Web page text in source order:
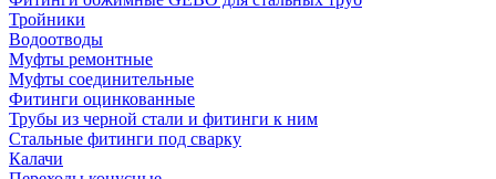
Тройники
Водоотводы
Муфты ремонтные
Муфты соединительные
Фитинги оцинкованные
Трубы из черной стали и фитинги к ним
Стальные фитинги под сварку
Калачи